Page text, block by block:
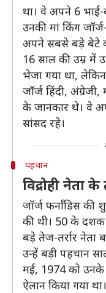
था। वे अपने 6
उनकी मां किंग
अपने सबसे बड़े बेटे
16 साल की उम्र में
भेजा गया था,
जॉर्ज हिंदी,
के जानकार थे। वे
सांसद रहे।
पहचान
विद्रोही नेता
जॉर्ज फर्नांडिस की
की थी। 50 के
बड़े तेज-तर्रार नेता
उन्हें बड़ी पहचान
मई, 1974 को उनके
ऐलान किया गया था।